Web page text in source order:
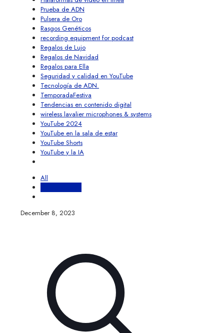
Prueba de ADN
Pulsera de Oro
Rasgos Genéticos
recording equipment for podcast
Regalos de Lujo
Regalos de Navidad
Regalos para Ella
Seguridad y calidad en YouTube
Tecnología de ADN.
TemporadaFestiva
Tendencias en contenido digital
wireless lavalier microphones & systems
YouTube 2024
YouTube en la sala de estar
YouTube Shorts
YouTube y la IA
All
December 8, 2023